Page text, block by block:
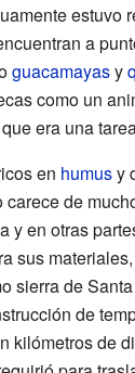
estuvo
a
guacamayasy
como un
era una
en humusy
de
y en otras
sus
sierra de
de
kilómetros de